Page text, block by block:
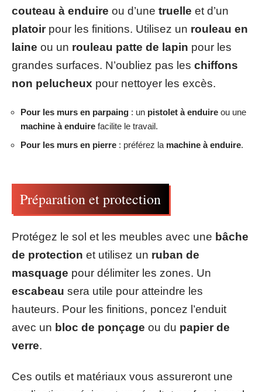
couteau à enduire ou d’une truelle et d’un
platoirpour les finitions. Utilisez un rouleau en
laine ou un rouleau patte de lapin pour les
grandes surfaces. N’oubliez pas les chiffons
non pelucheux pour nettoyer les excès.
Pour les murs en parpaing : un pistolet à enduire ou une
machine à enduire facilite le travail.
Pour les murs en pierre : préférez la machine à enduire.
Préparation et protection
Protégez le sol et les meubles avec une bâche
de protection et utilisez un ruban de
masquage pour délimiter les zones. Un
escabeau sera utile pour atteindre les
hauteurs. Pour les finitions, poncez l’enduit
avec un bloc de ponçage ou du papier de
verre.
Ces outils et matériaux vous assureront une